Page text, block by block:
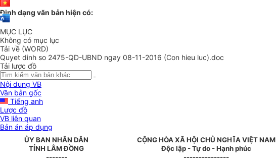
Định dạng văn bản hiện có:
MỤC LỤC
Không có mục lục
Tải về (WORD)
Quyet dinh so 2475-QD-UBND ngay 08-11-2016 (Con hieu luc).doc
Tải lược đồ
Nội dung VB
Văn bản gốc
Tiếng anh
Lược đồ
VB liên quan
Bản án áp dụng
ỦY BAN NHÂN DÂN
TỈNH LÂM ĐỒNG
-------
CỘNG HÒA XÃ HỘI CHỦ NGHĨA VIỆT NAM
Độc lập - Tự do - Hạnh phúc
---------------